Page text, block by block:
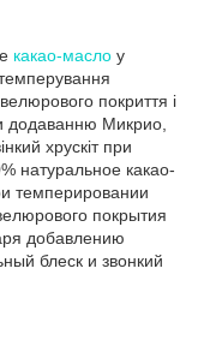
какао-масло у
покриття і
додаванню Микрио,
хрускіт при
натуральное какао-
темперировании
покрытия
добавлению
блеск и звонкий